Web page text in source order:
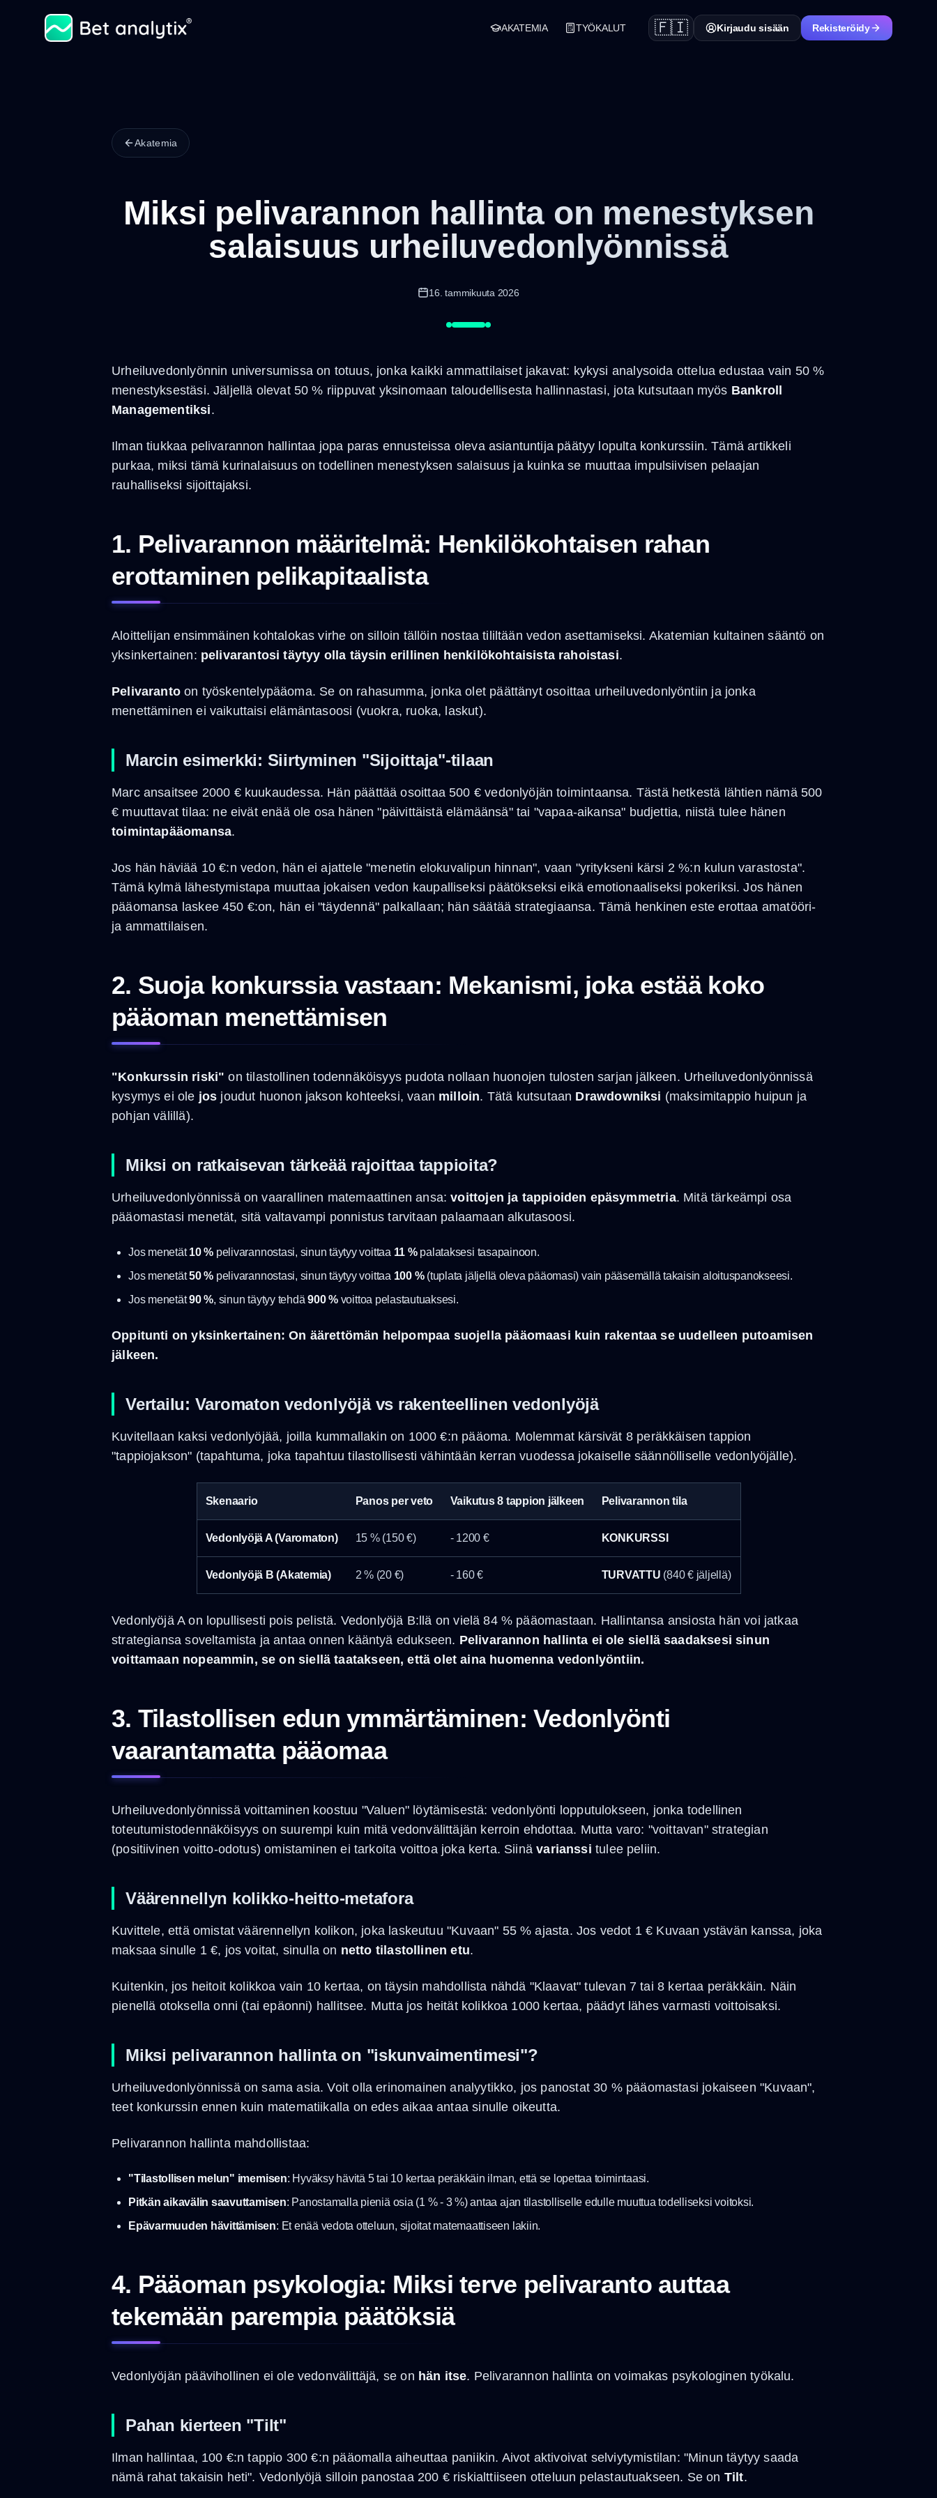
AKATEMIA TYÖKALUT 🇫🇮 Kirjaudu sisään Rekisteröidy
Akatemia
Miksi pelivarannon hallinta on menestyksen
salaisuus urheiluvedonlyönnissä
16. tammikuuta 2026
Urheiluvedonlyönnin universumissa on totuus, jonka kaikki ammattilaiset jakavat: kykysi analysoida ottelua edustaa vain 50 %
menestyksestäsi. Jäljellä olevat 50 % riippuvat yksinomaan taloudellisesta hallinnastasi, jota kutsutaan myös Bankroll
Managementiksi.
Ilman tiukkaa pelivarannon hallintaa jopa paras ennusteissa oleva asiantuntija päätyy lopulta konkurssiin. Tämä artikkeli
purkaa, miksi tämä kurinalaisuus on todellinen menestyksen salaisuus ja kuinka se muuttaa impulsiivisen pelaajan
rauhalliseksi sijoittajaksi.
1. Pelivarannon määritelmä: Henkilökohtaisen rahan
erottaminen pelikapitaalista
Aloittelijan ensimmäinen kohtalokas virhe on silloin tällöin nostaa tililtään vedon asettamiseksi. Akatemian kultainen sääntö on
yksinkertainen: pelivarantosi täytyy olla täysin erillinen henkilökohtaisista rahoistasi.
Pelivarantoon työskentelypääoma. Se on rahasumma, jonka olet päättänyt osoittaa urheiluvedonlyöntiin ja jonka
menettäminen ei vaikuttaisi elämäntasoosi (vuokra, ruoka, laskut).
Marcin esimerkki: Siirtyminen "Sijoittaja"-tilaan
Marc ansaitsee 2000 € kuukaudessa. Hän päättää osoittaa 500 € vedonlyöjän toimintaansa. Tästä hetkestä lähtien nämä 500
€ muuttavat tilaa: ne eivät enää ole osa hänen "päivittäistä elämäänsä" tai "vapaa-aikansa" budjettia, niistä tulee hänen
toimintapääomansa.
Jos hän häviää 10 €:n vedon, hän ei ajattele "menetin elokuvalipun hinnan", vaan "yritykseni kärsi 2 %:n kulun varastosta".
Tämä kylmä lähestymistapa muuttaa jokaisen vedon kaupalliseksi päätökseksi eikä emotionaaliseksi pokeriksi. Jos hänen
pääomansa laskee 450 €:on, hän ei "täydennä" palkallaan; hän säätää strategiaansa. Tämä henkinen este erottaa amatööri-
ja ammattilaisen.
2. Suoja konkurssia vastaan: Mekanismi, joka estää koko
pääoman menettämisen
"Konkurssin riski" on tilastollinen todennäköisyys pudota nollaan huonojen tulosten sarjan jälkeen. Urheiluvedonlyönnissä
kysymys ei ole jos joudut huonon jakson kohteeksi, vaan milloin. Tätä kutsutaan Drawdowniksi (maksimitappio huipun ja
pohjan välillä).
Miksi on ratkaisevan tärkeää rajoittaa tappioita?
Urheiluvedonlyönnissä on vaarallinen matemaattinen ansa:voittojen ja tappioiden epäsymmetria. Mitä tärkeämpi osa
pääomastasi menetät, sitä valtavampi ponnistus tarvitaan palaamaan alkutasoosi.
Jos menetät10 % pelivarannostasi, sinun täytyy voittaa 11 %palataksesi tasapainoon.
Jos menetät50 % pelivarannostasi, sinun täytyy voittaa 100 %(tuplata jäljellä oleva pääomasi) vain pääsemällä takaisin aloituspanokseesi.
Jos menetät90 %, sinun täytyy tehdä900 %voittoa pelastautuaksesi.
Oppitunti on yksinkertainen: On äärettömän helpompaa suojella pääomaasi kuin rakentaa se uudelleen putoamisen
jälkeen.
Vertailu: Varomaton vedonlyöjä vs rakenteellinen vedonlyöjä
Kuvitellaan kaksi vedonlyöjää, joilla kummallakin on 1000 €:n pääoma. Molemmat kärsivät 8 peräkkäisen tappion
"tappiojakson" (tapahtuma, joka tapahtuu tilastollisesti vähintään kerran vuodessa jokaiselle säännölliselle vedonlyöjälle).
Skenaario Panos per veto Vaikutus 8 tappion jälkeen Pelivarannon tila
Vedonlyöjä A (Varomaton) 15 % (150 €) - 1200 € KONKURSSI
Vedonlyöjä B (Akatemia) 2 % (20 €) - 160 € TURVATTU (840 € jäljellä)
Vedonlyöjä A on lopullisesti pois pelistä. Vedonlyöjä B:llä on vielä 84 % pääomastaan. Hallintansa ansiosta hän voi jatkaa
strategiansa soveltamista ja antaa onnen kääntyä edukseen. Pelivarannon hallinta ei ole siellä saadaksesi sinun
voittamaan nopeammin, se on siellä taatakseen, että olet aina huomenna vedonlyöntiin.
3. Tilastollisen edun ymmärtäminen: Vedonlyönti
vaarantamatta pääomaa
Urheiluvedonlyönnissä voittaminen koostuu "Valuen" löytämisestä: vedonlyönti lopputulokseen, jonka todellinen
toteutumistodennäköisyys on suurempi kuin mitä vedonvälittäjän kerroin ehdottaa. Mutta varo: "voittavan" strategian
(positiivinen voitto-odotus) omistaminen ei tarkoita voittoa joka kerta. Siinävarianssi tulee peliin.
Väärennellyn kolikko-heitto-metafora
Kuvittele, että omistat väärennellyn kolikon, joka laskeutuu "Kuvaan" 55 % ajasta. Jos vedot 1 € Kuvaan ystävän kanssa, joka
maksaa sinulle 1 €, jos voitat, sinulla on netto tilastollinen etu.
Kuitenkin, jos heitoit kolikkoa vain 10 kertaa, on täysin mahdollista nähdä "Klaavat" tulevan 7 tai 8 kertaa peräkkäin. Näin
pienellä otoksella onni (tai epäonni) hallitsee. Mutta jos heität kolikkoa 1000 kertaa, päädyt lähes varmasti voittoisaksi.
Miksi pelivarannon hallinta on "iskunvaimentimesi"?
Urheiluvedonlyönnissä on sama asia. Voit olla erinomainen analyytikko, jos panostat 30 % pääomastasi jokaiseen "Kuvaan",
teet konkurssin ennen kuin matematiikalla on edes aikaa antaa sinulle oikeutta.
Pelivarannon hallinta mahdollistaa:
"Tilastollisen melun" imemisen: Hyväksy hävitä 5 tai 10 kertaa peräkkäin ilman, että se lopettaa toimintaasi.
Pitkän aikavälin saavuttamisen: Panostamalla pieniä osia (1 % - 3 %) antaa ajan tilastolliselle edulle muuttua todelliseksi voitoksi.
Epävarmuuden hävittämisen: Et enää vedota otteluun, sijoitat matemaattiseen lakiin.
4. Pääoman psykologia: Miksi terve pelivaranto auttaa
tekemään parempia päätöksiä
Vedonlyöjän päävihollinen ei ole vedonvälittäjä, se on hän itse. Pelivarannon hallinta on voimakas psykologinen työkalu.
Pahan kierteen "Tilt"
Ilman hallintaa, 100 €:n tappio 300 €:n pääomalla aiheuttaa paniikin. Aivot aktivoivat selviytymistilan: "Minun täytyy saada
nämä rahat takaisin heti". Vedonlyöjä silloin panostaa 200 € riskialttiiseen otteluun pelastautuakseen. Se on Tilt.